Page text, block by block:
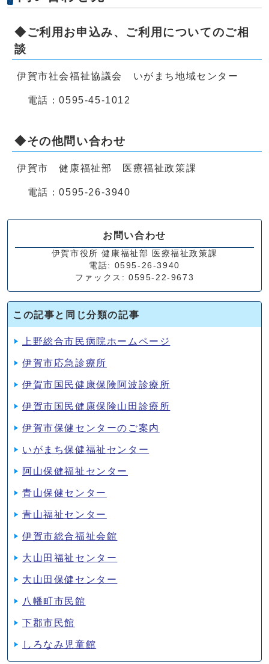
◆ご利用お申込み、ご利用についてのご相
談
伊賀市社会福祉協議会 いがまち地域センター
電話：0595-45-1012
◆その他問い合わせ
伊賀市 健康福祉部 医療福祉政策課
電話：0595-26-3940
お問い合わせ
伊賀市役所 健康福祉部 医療福祉政策課
電話: 0595-26-3940
ファックス: 0595-22-9673
この記事と同じ分類の記事
上野総合市民病院ホームページ
伊賀市応急診療所
伊賀市国民健康保険阿波診療所
伊賀市国民健康保険山田診療所
伊賀市保健センターのご案内
いがまち保健福祉センター
阿山保健福祉センター
青山保健センター
青山福祉センター
伊賀市総合福祉会館
大山田福祉センター
大山田保健センター
八幡町市民館
下郡市民館
しろなみ児童館